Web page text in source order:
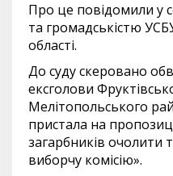
Про це повідомили у
та громадськістю
області.
До суду скеровано
ексголови
Мелітопольського
пристала на
загарбників очолити
виборчу комісію».